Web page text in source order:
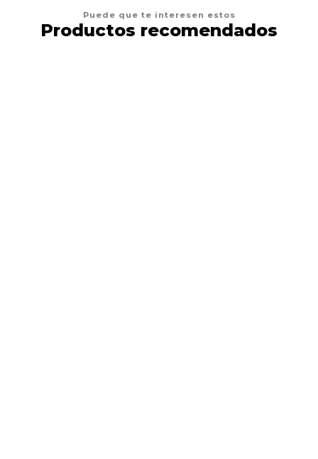
Puede que te interesen estos
Productos recomendados